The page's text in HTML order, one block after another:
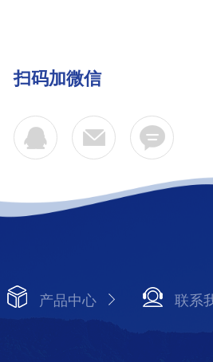
扫码加微信
产品中心 联系